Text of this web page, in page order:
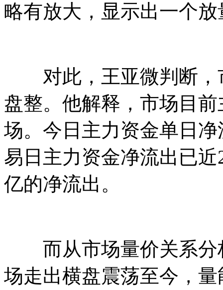
略有放大，显示出一个
对此，王亚微判断，
盘整。他解释，市场目
场。今日主力资金单日
易日主力资金净流出已
亿的净流出。
而从市场量价关系分
场走出横盘震荡至今，